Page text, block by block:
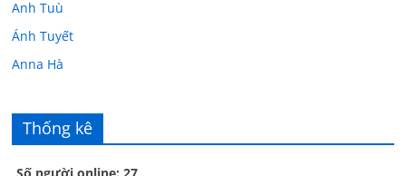
Anh Tuù
Ánh Tuyết
Anna Hà
Âu Tú Vân
Bác sĩ Hoa
Thống kê